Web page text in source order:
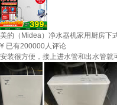
美的（Midea）净水器机家用厨房下
¥ 已有200000人评论
安装很方便，接上进水管和出水管就